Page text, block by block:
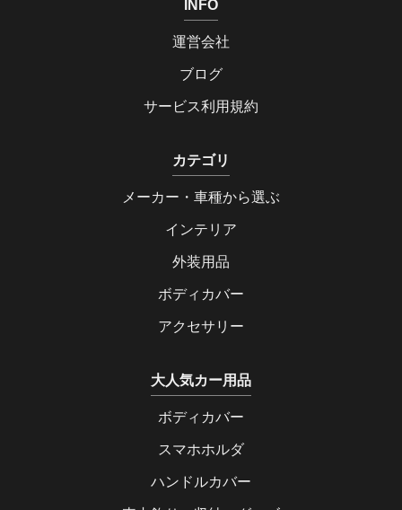
INFO
運営会社
ブログ
サービス利用規約
カテゴリ
メーカー・車種から選ぶ
インテリア
外装用品
ボディカバー
アクセサリー
大人気カー用品
ボディカバー
スマホホルダ
ハンドルカバー